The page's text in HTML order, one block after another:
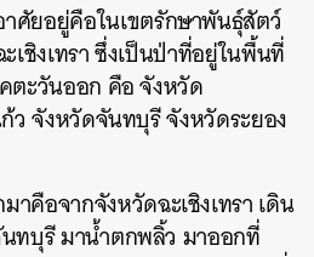
ศัยอยู่คือในเขตรักษาพันธุ์สัตว์
เชิงเทรา ซึ่งเป็นป่าที่อยู่ในพื้นที่
ตะวันออก คือ จังหวัด
ว จังหวัดจันทบุรี จังหวัดระยอง
าคือจากจังหวัดฉะเชิงเทรา เดิน
ทบุรี มาน้ำตกพลิ้ว มาออกที่